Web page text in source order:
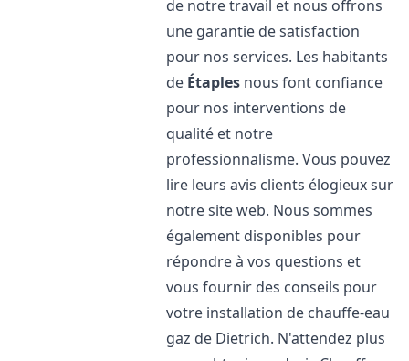
de notre travail et nous offrons
une garantie de satisfaction
pour nos services. Les habitants
de Étaples nous font confiance
pour nos interventions de
qualité et notre
professionnalisme. Vous pouvez
lire leurs avis clients élogieux sur
notre site web. Nous sommes
également disponibles pour
répondre à vos questions et
vous fournir des conseils pour
votre installation de chauffe-eau
gaz de Dietrich. N'attendez plus